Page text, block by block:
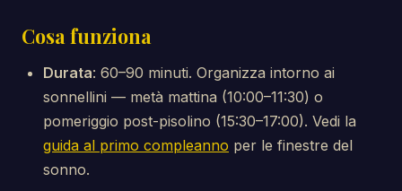
Cosa funziona
Durata: 60–90 minuti. Organizza intorno ai
sonnellini — metà mattina (10:00–11:30) o
pomeriggio post-pisolino (15:30–17:00). Vedi la
guida al primo compleanno per le finestre del
sonno.